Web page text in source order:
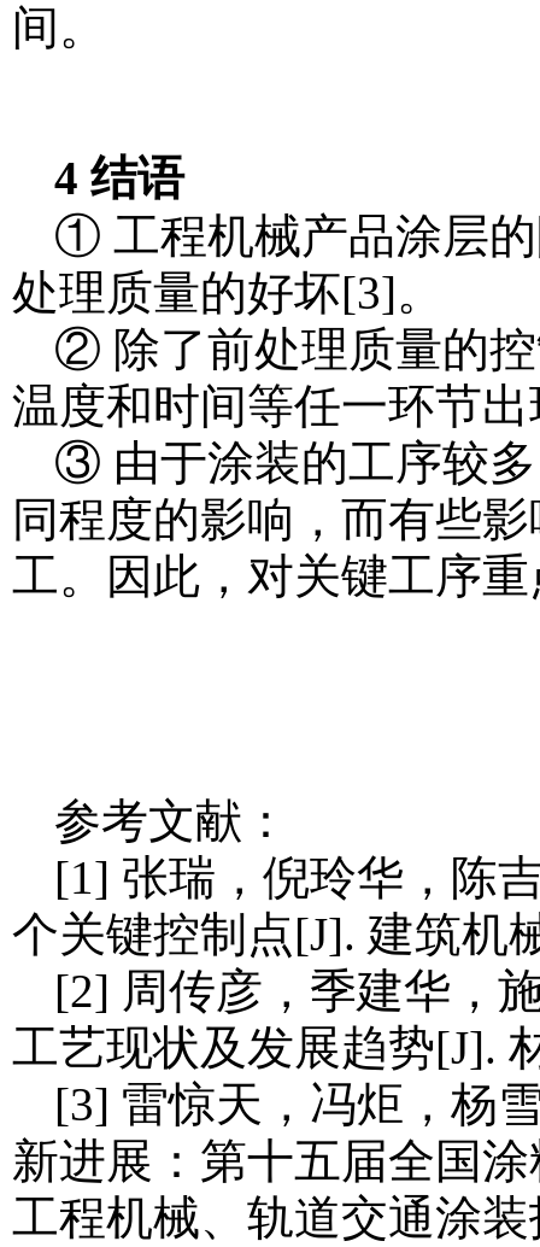
间。
4 结语
① 工程机械产品涂层
处理质量的好坏[3]。
② 除了前处理质量的
温度和时间等任一环节
③ 由于涂装的工序较
同程度的影响，而有些
工。因此，对关键工序
参考文献：
[1] 张瑞，倪玲华，陈
个关键控制点[J]. 建筑机
[2] 周传彦，季建华，
工艺现状及发展趋势[J].
[3] 雷惊天，冯炬，杨
新进展：第十五届全国
工程机械、轨道交通涂